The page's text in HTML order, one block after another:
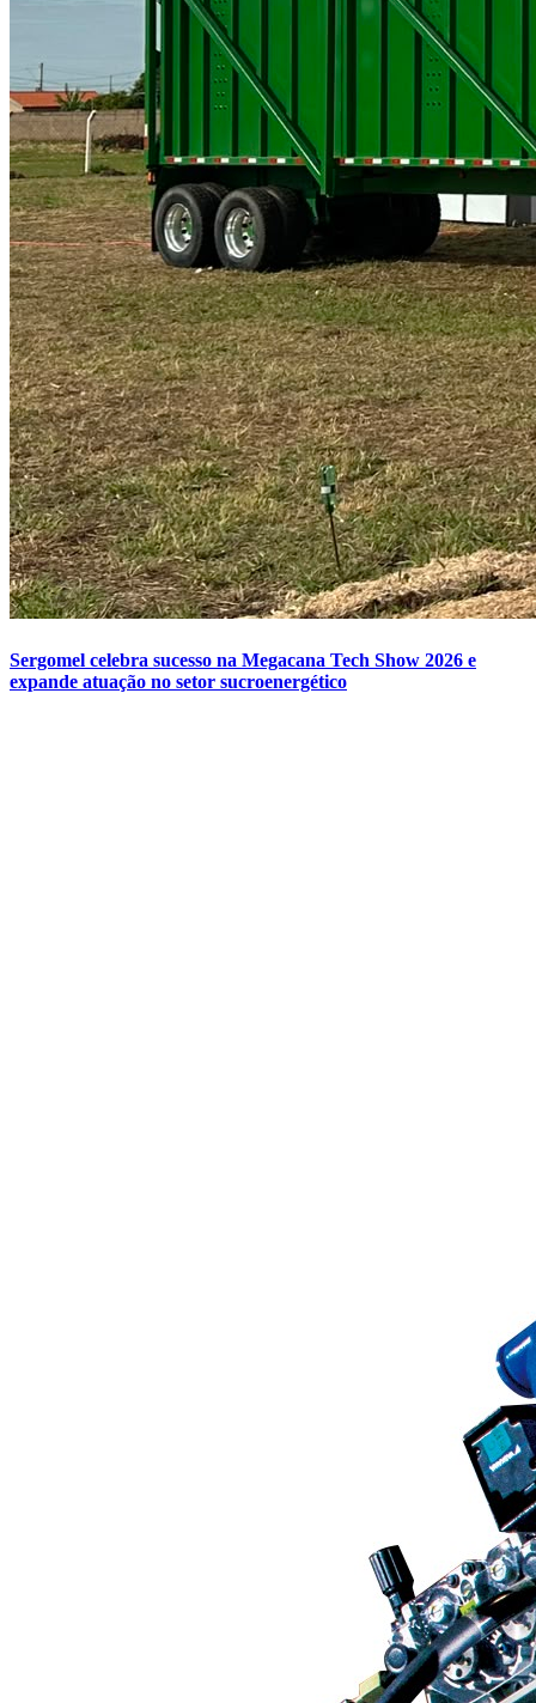
Sergomel celebra sucesso na Megacana Tech Show 2026 e
expande atuação no setor sucroenergético